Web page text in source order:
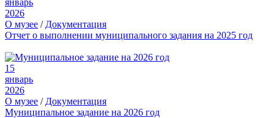
январь
2026
О музее / Документация
Отчет о выполнении муниципального задания на 2025 год
15
январь
2026
О музее / Документация
Муниципальное задание на 2026 год